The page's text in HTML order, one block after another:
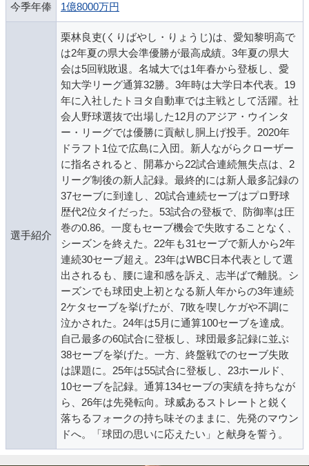
今季年俸 1億8000万円
選手紹介
栗林良吏(くりばやし・りょうじ)は、愛知黎明高で
は2年夏の県大会準優勝が最高成績。3年夏の県大
会は5回戦敗退。名城大では1年春から登板し、愛
知大学リーグ通算32勝。3年時は大学日本代表。19
年に入社したトヨタ自動車では主戦として活躍。社
会人野球選抜で出場した12月のアジア・ウインタ
ー・リーグでは優勝に貢献し胴上げ投手。2020年
ドラフト1位で広島に入団。新人ながらクローザー
に指名されると、開幕から22試合連続無失点は、2
リーグ制後の新人記録。最終的には新人最多記録の
37セーブに到達し、20試合連続セーブはプロ野球
歴代2位タイだった。53試合の登板で、防御率は圧
巻の0.86。一度もセーブ機会で失敗することなく、
シーズンを終えた。22年も31セーブで新人から2年
連続30セーブ超え。23年はWBC日本代表として選
出されるも、腰に違和感を訴え、志半ばで離脱。シ
ーズンでも球団史上初となる新人年からの3年連続
2ケタセーブを挙げたが、7敗を喫しケガや不調に
泣かされた。24年は5月に通算100セーブを達成。
自己最多の60試合に登板し、球団最多記録に並ぶ
38セーブを挙げた。一方、終盤戦でのセーブ失敗
は課題に。25年は55試合に登板し、23ホールド、
10セーブを記録。通算134セーブの実績を持ちなが
ら、26年は先発転向。球威あるストレートと鋭く
落ちるフォークの持ち味そのままに、先発のマウン
ドへ。「球団の思いに応えたい」と献身を誓う。